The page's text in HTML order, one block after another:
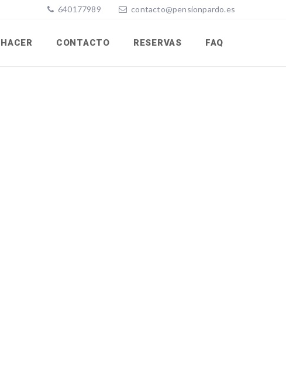
640177989 contacto@pensionpardo.es
CONTACTO RESERVAS FAQ